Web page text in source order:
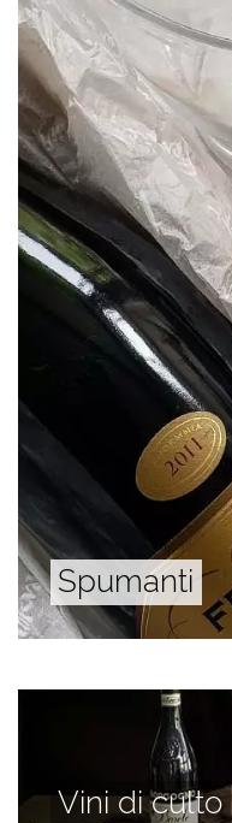
Spumanti
Vini di culto